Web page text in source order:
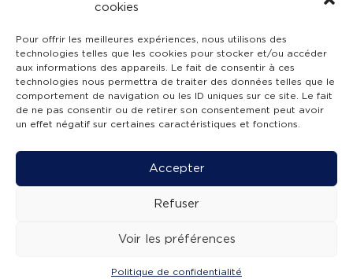
cookies
Pour offrir les meilleures expériences, nous utilisons des
technologies telles que les cookies pour stocker et/ou accéder
aux informations des appareils. Le fait de consentir à ces
technologies nous permettra de traiter des données telles que le
comportement de navigation ou les ID uniques sur ce site. Le fait
de ne pas consentir ou de retirer son consentement peut avoir
un effet négatif sur certaines caractéristiques et fonctions.
Accepter
Refuser
Voir les préférences
Politique de confidentialité
ÉMISSIONS AGENDA
L’APPLICATION TVBA !
SUIVEZ-NOUS !
Mentions légales -Accessibilité